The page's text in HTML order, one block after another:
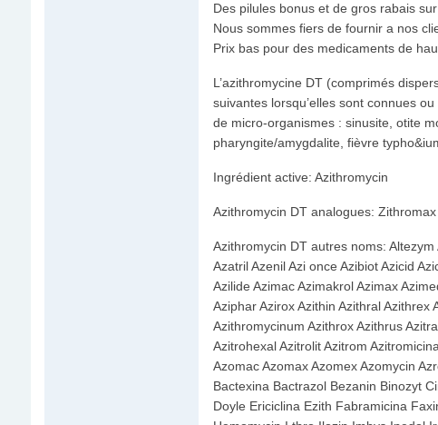
Des pilules bonus et de gros rabais
Nous sommes fiers de fournir a nos
Prix bas pour des medicaments de
L’azithromycine DT (comprimés
suivantes lorsqu’elles sont connues
de micro-organismes : sinusite, otite
pharyngite/amygdalite, fièvre
Ingrédient active: Azithromycin
Azithromycin DT analogues:
Azithromycin DT autres noms:
Azatril Azenil Azi once Azibiot Azicid
Azilide Azimac Azimakrol Azimax
Aziphar Azirox Azithin Azithral Azithrex
Azithromycinum Azithrox Azithrus
Azitrohexal Azitrolit Azitrom
Azomac Azomax Azomex Azomycin
Bactexina Bactrazol Bezanin Binozyt
Doyle Ericiclina Ezith Fabramicina